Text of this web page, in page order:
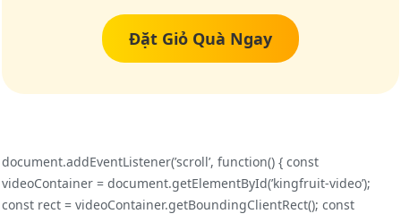
Đặt Giỏ Quà Ngay
document.addEventListener(’scroll’, function() { const
videoContainer = document.getElementById(’kingfruit-video’);
const rect = videoContainer.getBoundingClientRect(); const